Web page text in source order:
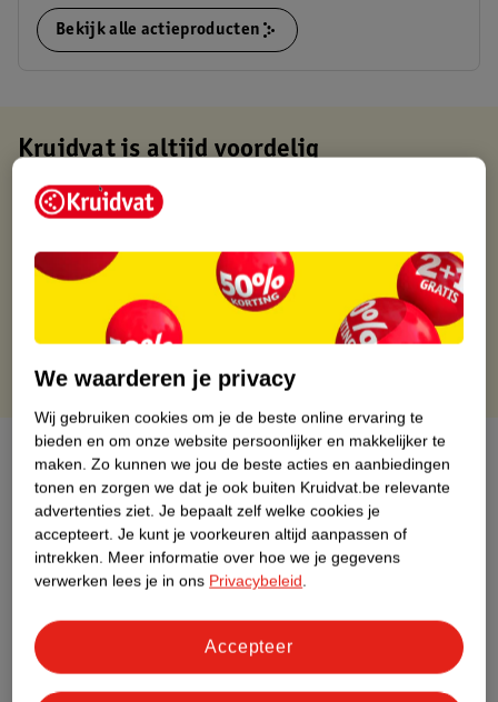
Bekijk alle actieproducten
Kruidvat is altijd voordelig
Gratis ophalen in de winkel
Gratis thuisbezorgd vanaf 50.00
Gratis retourneren binnen 30 dagen
Gratis punten met je Kruidvat kaart
Over dit product
Productinformatie
Etiketinformatie
Nature Impact Score
Impact Score.
We waarderen je privacy
Wij gebruiken cookies om je de beste online ervaring te
bieden en om onze website persoonlijker en makkelijker te
maken. Zo kunnen we jou de beste acties en aanbiedingen
tonen en zorgen we dat je ook buiten Kruidvat.be relevante
advertenties ziet. Je bepaalt zelf welke cookies je
accepteert. Je kunt je voorkeuren altijd aanpassen of
intrekken. Meer informatie over hoe we je gegevens
verwerken lees je in ons Privacybeleid.
Accepteer